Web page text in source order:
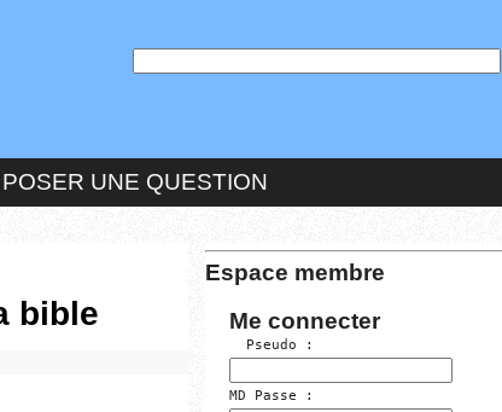
POSER UNE QUESTION
bible
Espace membre
Me connecter
  Pseudo :
MD Passe :